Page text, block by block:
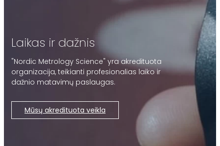
Laikas ir dažnis
"Nordic Metrology Science" yra akredituota
organizacija, teikianti profesionalias laiko ir
dažnio matavimų paslaugas.
Mūsų akredituota veikla